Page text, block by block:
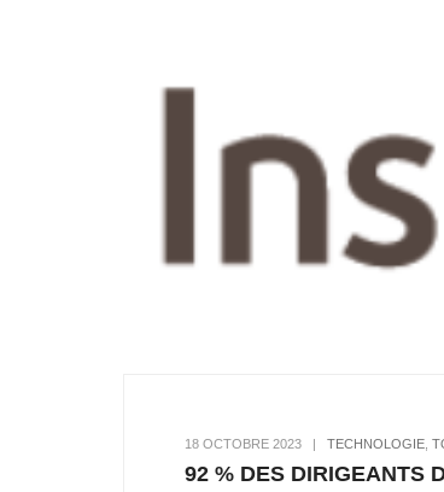
18 OCTOBRE 2023 | TECHNOLOGIE
92 % DES DIRIGEANTS